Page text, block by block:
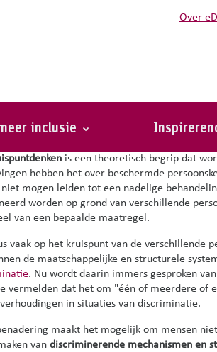
Over
inclusie
en
en kruispuntdenken
is een theoretisch begrip dat
hebben het over beschermde
niet mogen leiden tot een nadelige
worden op grond van verschillende
van een bepaalde maatregel.
vaak op het kruispunt van de verschillende
de maatschappelijke en structurele
. Nu wordt daarin immers gesproken
vermelden dat het om "één of meerdere of
in situaties van discriminatie.
maakt het mogelijk om mensen
van discriminerende mechanismen en